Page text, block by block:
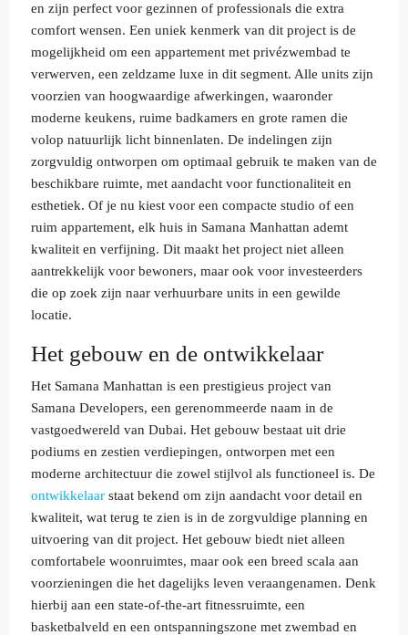
en zijn perfect voor gezinnen of professionals die extra
comfort wensen. Een uniek kenmerk van dit project is de
mogelijkheid om een appartement met privézwembad te
verwerven, een zeldzame luxe in dit segment. Alle units zijn
voorzien van hoogwaardige afwerkingen, waaronder
moderne keukens, ruime badkamers en grote ramen die
volop natuurlijk licht binnenlaten. De indelingen zijn
zorgvuldig ontworpen om optimaal gebruik te maken van de
beschikbare ruimte, met aandacht voor functionaliteit en
esthetiek. Of je nu kiest voor een compacte studio of een
ruim appartement, elk huis in Samana Manhattan ademt
kwaliteit en verfijning. Dit maakt het project niet alleen
aantrekkelijk voor bewoners, maar ook voor investeerders
die op zoek zijn naar verhuurbare units in een gewilde
locatie.
Het gebouw en de ontwikkelaar
Het Samana Manhattan is een prestigieus project van
Samana Developers, een gerenommeerde naam in de
vastgoedwereld van Dubai. Het gebouw bestaat uit drie
podiums en zestien verdiepingen, ontworpen met een
moderne architectuur die zowel stijlvol als functioneel is. De
ontwikkelaar staat bekend om zijn aandacht voor detail en
kwaliteit, wat terug te zien is in de zorgvuldige planning en
uitvoering van dit project. Het gebouw biedt niet alleen
comfortabele woonruimtes, maar ook een breed scala aan
voorzieningen die het dagelijks leven veraangenamen. Denk
hierbij aan een state-of-the-art fitnessruimte, een
basketbalveld en een ontspanningszone met zwembad en